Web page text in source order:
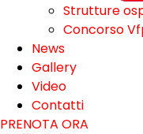
Strutture
Concorso
News
Gallery
Video
Contatti
PRENOTA ORA